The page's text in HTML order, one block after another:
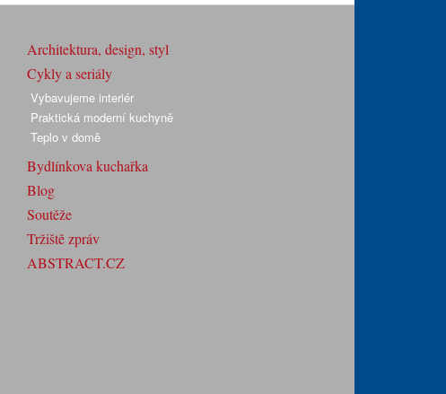
Architektura, design, styl
Cykly a seriály
Vybavujeme interiér
Praktická moderní kuchyně
Teplo v domě
Bydlínkova kuchařka
Blog
Soutěže
Tržiště zpráv
ABSTRACT.CZ